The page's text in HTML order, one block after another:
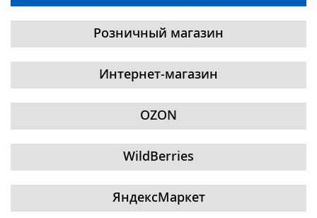
Розничный магазин
Интернет-магазин
OZON
WildBerries
ЯндексМаркет